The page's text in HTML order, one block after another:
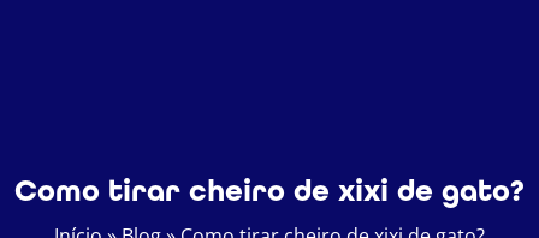
Como tirar cheiro de xixi de gato?